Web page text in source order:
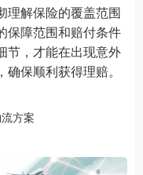
理解保险的覆盖范围
保障范围和赔付条件
节，才能在出现意外
保顺利获得理赔。
方案